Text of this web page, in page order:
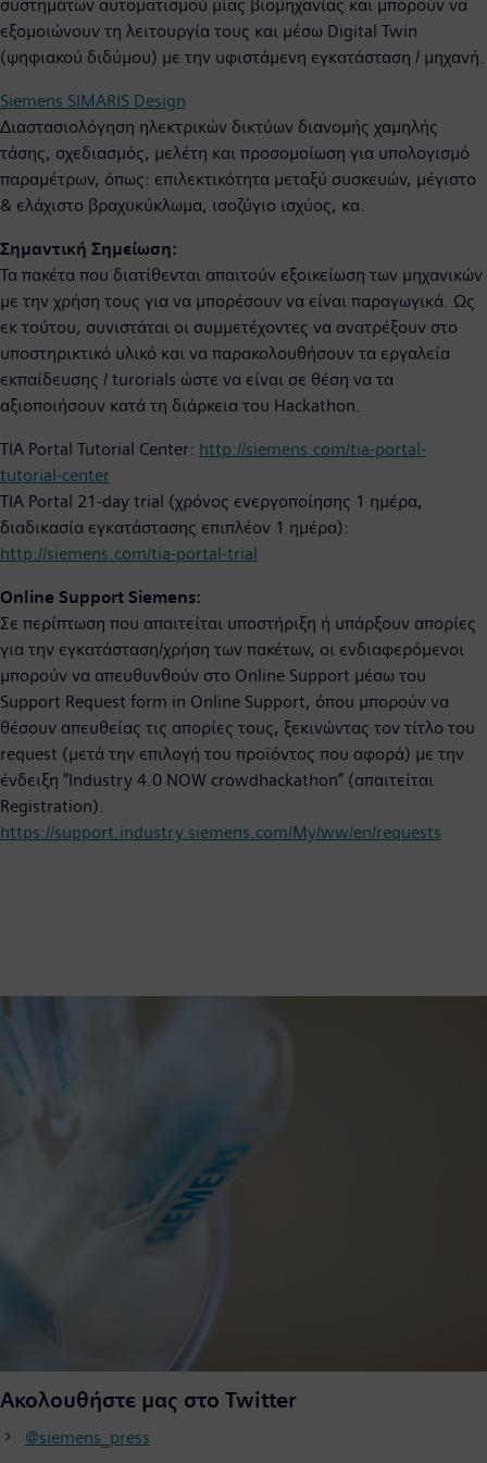
συστημάτων αυτοματισμού μίας βιομηχανίας και μπορούν να
εξομοιώνουν τη λειτουργία τους και μέσω Digital Twin
(ψηφιακού διδύμου) με την υφιστάμενη εγκατάσταση / μηχανή.
Siemens SIMARIS Design
Διαστασιολόγηση ηλεκτρικών δικτύων διανομής χαμηλής
τάσης, σχεδιασμός, μελέτη και προσομοίωση για υπολογισμό
παραμέτρων, όπως: επιλεκτικότητα μεταξύ συσκευών, μέγιστο
& ελάχιστο βραχυκύκλωμα, ισοζύγιο ισχύος, κα.
Σημαντική Σημείωση:
Τα πακέτα που διατίθενται απαιτούν εξοικείωση των μηχανικών
με την χρήση τους για να μπορέσουν να είναι παραγωγικά. Ως
εκ τούτου, συνιστάται οι συμμετέχοντες να ανατρέξουν στο
υποστηρικτικό υλικό και να παρακολουθήσουν τα εργαλεία
εκπαίδευσης / turorials ώστε να είναι σε θέση να τα
αξιοποιήσουν κατά τη διάρκεια του Hackathon.
TIA Portal Tutorial Center: http://siemens.com/tia-portal-
tutorial-center
TIA Portal 21-day trial (χρόνος ενεργοποίησης 1 ημέρα,
διαδικασία εγκατάστασης επιπλέον 1 ημέρα):
http://siemens.com/tia-portal-trial
Online Support Siemens:
Σε περίπτωση που απαιτείται υποστήριξη ή υπάρξουν απορίες
για την εγκατάσταση/χρήση των πακέτων, οι ενδιαφερόμενοι
μπορούν να απευθυνθούν στο Online Support μέσω του
Support Request form in Online Support, όπου μπορούν να
θέσουν απευθείας τις απορίες τους, ξεκινώντας τον τίτλο του
request (μετά την επιλογή του προϊόντος που αφορά) με την
ένδειξη “Industry 4.0 NOW crowdhackathon” (απαιτείται
Registration).
https://support.industry.siemens.com/My/ww/en/requests
Ακολουθήστε μας στο Twitter
@siemens_press